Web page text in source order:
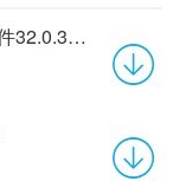
易达新能源电车货运管理软件32.0.3 官方版